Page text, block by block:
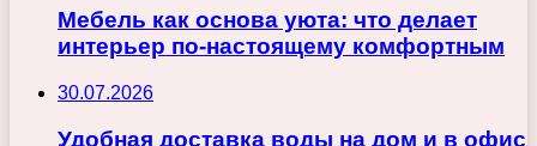
Мебель как основа уюта: что делает
интерьер по-настоящему комфортным
30.07.2026
Удобная доставка воды на дом и в офис